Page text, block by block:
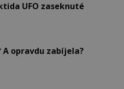
UFO zaseknuté
A opravdu zabíjela?